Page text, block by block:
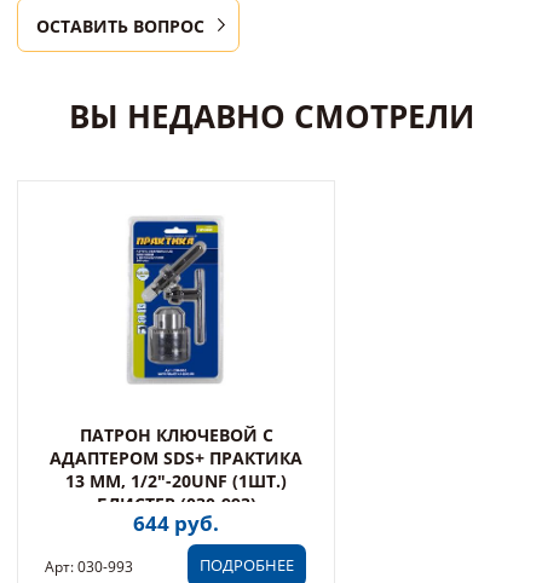
ОСТАВИТЬ ВОПРОС
ВЫ НЕДАВНО СМОТРЕЛИ
ПАТРОН КЛЮЧЕВОЙ С
АДАПТЕРОМ SDS+ ПРАКТИКА
13 ММ, 1/2"-20UNF (1ШТ.)
БЛИСТЕР (030-993)
644 руб.
ПОДРОБНЕЕ
Арт: 030-993